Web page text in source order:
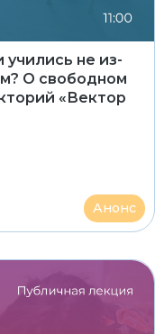
учились не из-
О свободном
«Вектор
Анонс